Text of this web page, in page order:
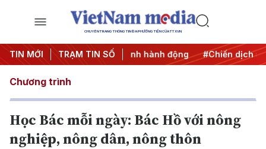
CHUYÊN TRANG THÔNG TIN ĐA PHƯƠNG TIỆN CỦA TTXVN
TIN MỚI TRẠM TIN SỐ
#Đưa Nghị quyết thành hành động #Chiến dịch 500
Chương trình
Học Bác mỗi ngày: Bác Hồ với nông
nghiệp, nông dân, nông thôn